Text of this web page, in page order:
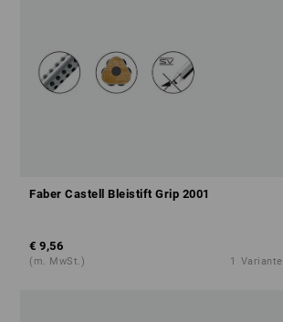
Faber Castell Bleistift Grip 2001
€ 9,56
(m. MwSt.) 1 Variante